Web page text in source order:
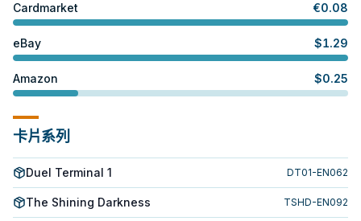
Cardmarket €0.08
eBay $1.29
Amazon $0.25
卡片系列
Duel Terminal 1 DT01-EN062
The Shining Darkness TSHD-EN092